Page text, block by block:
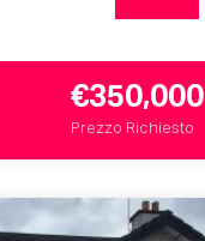
€350,000
Prezzo Richiesto